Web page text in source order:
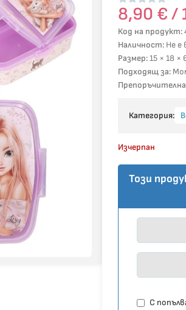
8,90 € /
Код на продукт:
Наличност: Не е
Размер:15 × 18 ×
Подходящ за:
Категория:
Изчерпан
Този
С